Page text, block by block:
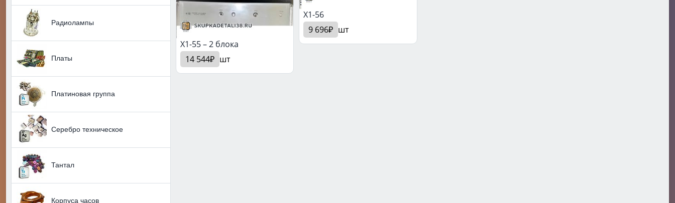
Радиолампы
Платы
Платиновая группа
Серебро техническое
Тантал
Корпуса часов
X1-55 – 2 блока
14 544₽ шт
X1-56
9 696₽ шт